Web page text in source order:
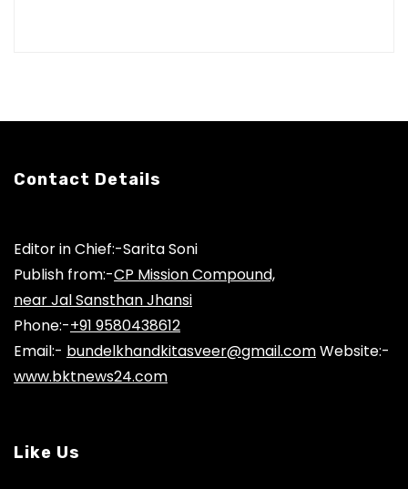
Contact Details
Editor in Chief:-Sarita Soni
Publish from:-CP Mission Compound,
near Jal Sansthan Jhansi
Phone:-+91 9580438612
Email:- bundelkhandkitasveer@gmail.comWebsite:-
www.bktnews24.com
Like Us